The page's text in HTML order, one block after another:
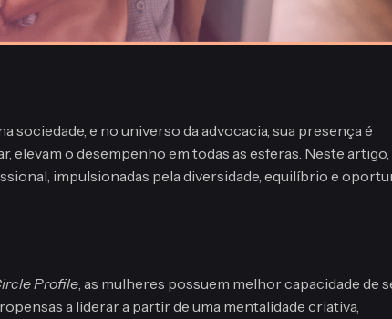
e no universo da advocacia, sua presença é
elevam o desempenho em todas as esferas. Neste artigo,
impulsionadas pela diversidade, equilíbrio e
Profile, as mulheres possuem melhor capacidade de
a liderar a partir de uma mentalidade criativa,